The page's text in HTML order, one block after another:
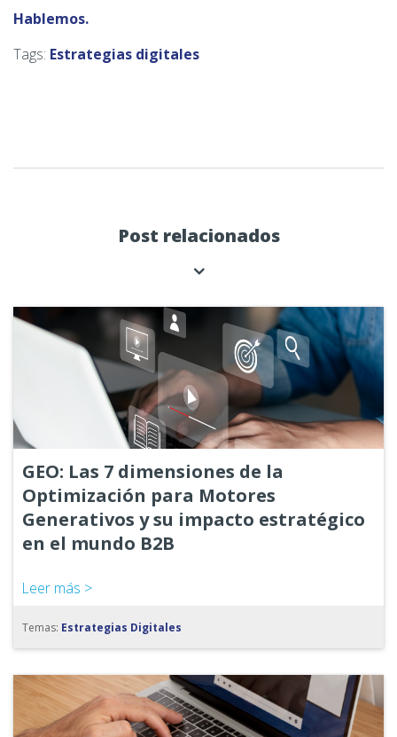
Hablemos.
Tags: Estrategias digitales
Post relacionados
GEO: Las 7 dimensiones de la
Optimización para Motores
Generativos y su impacto estratégico
en el mundo B2B
Leer más >
Temas: Estrategias Digitales